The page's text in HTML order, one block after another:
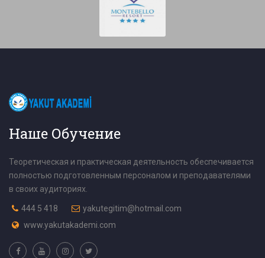
Наше Обучение
Теоретическая и практическая деятельность обеспечивается
полностью подготовленным персоналом и преподавателями
в своих аудиториях.
444 5 418
yakutegitim@hotmail.com
www.yakutakademi.com